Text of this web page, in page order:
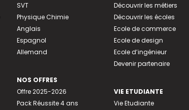
SVT
Physique Chimie
Anglais
Espagnol
Allemand
NOS OFFRES
Offre 2025-2026
Pack Réussite 4 ans
Découvrir les métiers
Découvrir les écoles
Ecole de commerce
Ecole de design
Ecole d’ingénieur
Devenir partenaire
VIE ETUDIANTE
Vie Etudiante